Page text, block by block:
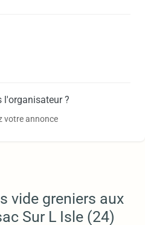
l'organisateur ?
votre annonce
vide greniers aux
Sur L Isle (24)